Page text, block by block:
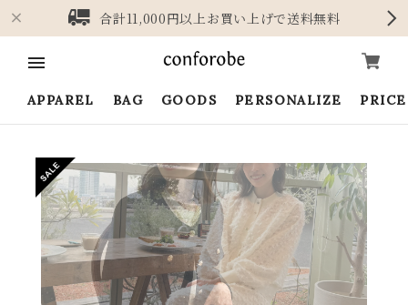
合計11,000円以上お買い上げで送料無料
APPAREL BAG GOODS PERSONALIZE